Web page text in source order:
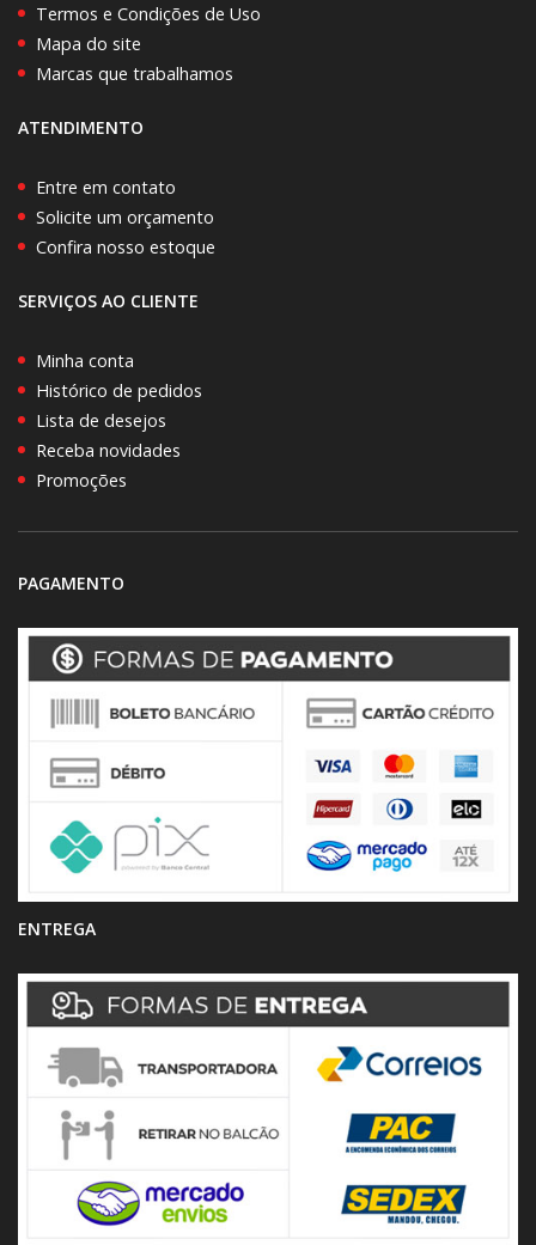
Termos e Condições de Uso
Mapa do site
Marcas que trabalhamos
ATENDIMENTO
Entre em contato
Solicite um orçamento
Confira nosso estoque
SERVIÇOS AO CLIENTE
Minha conta
Histórico de pedidos
Lista de desejos
Receba novidades
Promoções
PAGAMENTO
ENTREGA